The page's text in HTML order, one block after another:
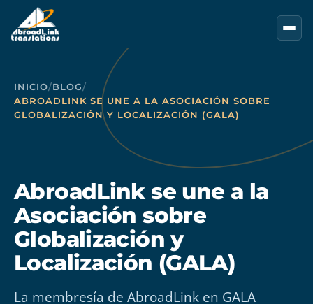
Saltar al contenido principal
INICIO/BLOG/
ABROADLINK SE UNE A LA ASOCIACIÓN SOBRE
GLOBALIZACIÓN Y LOCALIZACIÓN (GALA)
AbroadLink se une a la
Asociación sobre
Globalización y
Localización (GALA)
La membresía de AbroadLink en GALA